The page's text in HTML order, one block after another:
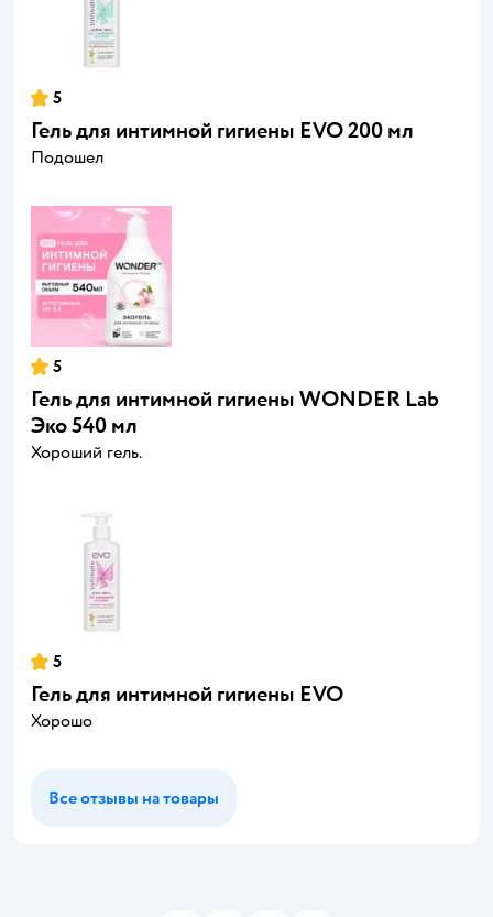
5
Гель для интимной гигиены EVO 200 мл
Подошел
5
Гель для интимной гигиены WONDER Lab
Эко 540 мл
Хороший гель.
5
Гель для интимной гигиены EVO
Хорошо
Все отзывы на товары